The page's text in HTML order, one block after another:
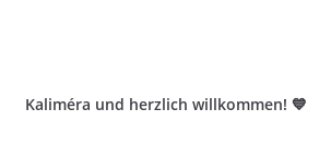
Kaliméra und herzlich willkommen! 💙